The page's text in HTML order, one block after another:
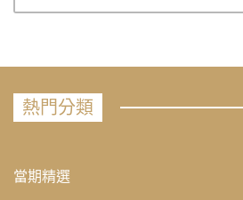
熱門分類
當期精選